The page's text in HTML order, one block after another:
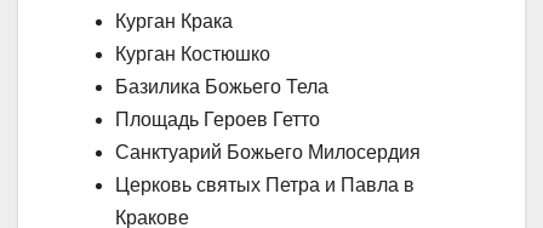
Курган Крака
Курган Костюшко
Базилика Божьего Тела
Площадь Героев Гетто
Санктуарий Божьего Милосердия
Церковь святых Петра и Павла в
Кракове